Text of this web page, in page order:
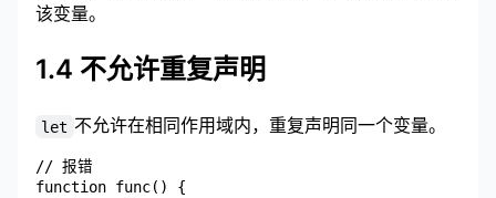
该变量。
1.4 不允许重复声明
let 不允许在相同作用域内，重复声明同一个变量。
// 报错
function func() {